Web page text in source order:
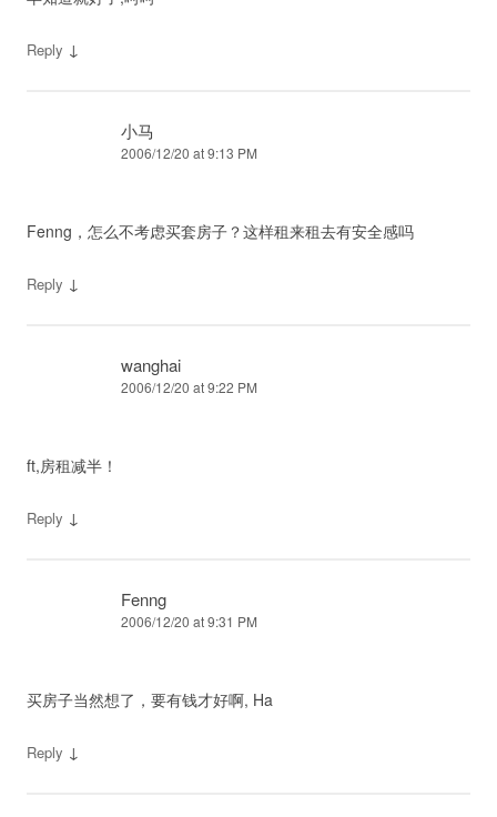
Reply ↓
小马
2006/12/20 at 9:13 PM
Fenng，怎么不考虑买套房子？这样租来租去有安全感吗
Reply ↓
wanghai
2006/12/20 at 9:22 PM
ft,房租减半！
Reply ↓
Fenng
2006/12/20 at 9:31 PM
买房子当然想了，要有钱才好啊, Ha
Reply ↓